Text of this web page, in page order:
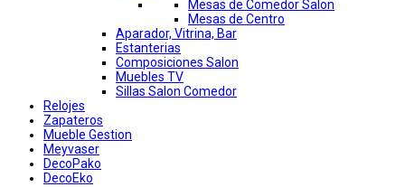
Mesas de Comedor Salon
Mesas de Centro
Aparador, Vitrina, Bar
Estanterias
Composiciones Salon
Muebles TV
Sillas Salon Comedor
Relojes
Zapateros
Mueble Gestion
Meyvaser
DecoPako
DecoEko